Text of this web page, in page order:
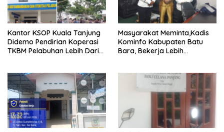
Kantor KSOP Kuala Tanjung
Didemo Pendirian Koperasi
TKBM Pelabuhan Lebih Dari
Masyarakat Meminta,Kadis
Kominfo Kabupaten Batu
Bara, Bekerja Lebih